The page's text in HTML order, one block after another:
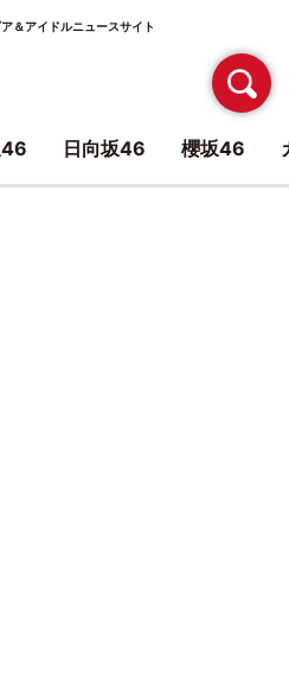
＆アイドルニュースサイト
46 日向坂46 櫻坂46